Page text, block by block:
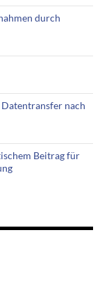
durch
nach
Beitrag für